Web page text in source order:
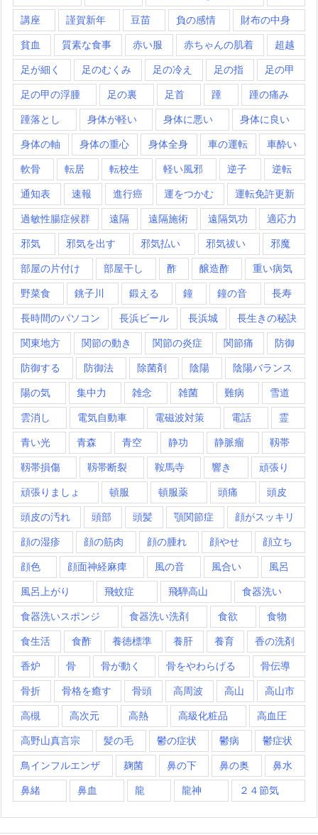
講座 謹賀新年 豆苗 負の感情 財布の中身
貧血 質素な食事 赤い服 赤ちゃんの肌着 超越
足が細く 足のむくみ 足の冷え 足の指 足の甲
足の甲の浮腫 足の裏 足首 踵 踵の痛み
踵落とし 身体が軽い 身体に悪い 身体に良い
身体の軸 身体の重心 身体全身 車の運転 車酔い
軟骨 転居 転校生 軽い風邪 逆子 逆転
通知表 速報 進行癌 運をつかむ 運転免許更新
過敏性腸症候群 遠隔 遠隔施術 遠隔気功 適応力
邪気 邪気を出す 邪気払い 邪気祓い 邪魔
部屋の片付け 部屋干し 酢 醸造酢 重い病気
野菜食 銚子川 鍛える 鐘 鐘の音 長寿
長時間のパソコン 長浜ビール 長浜城 長生きの秘訣
関東地方 関節の動き 関節の炎症 関節痛 防御
防御する 防御法 除菌剤 陰陽 陰陽バランス
陽の気 集中力 雑念 雑菌 難病 雪道
雲消し 電気自動車 電磁波対策 電話 霊
青い光 青森 青空 静功 静脈瘤 靱帯
靱帯損傷 靱帯断裂 鞍馬寺 響き 頑張り
頑張りましょ 頓服 頓服薬 頭痛 頭皮
頭皮の汚れ 頭部 頭髪 顎関節症 顔がスッキリ
顔の湿疹 顔の筋肉 顔の腫れ 顔やせ 顔立ち
顔色 顔面神経麻痺 風の音 風合い 風呂
風呂上がり 飛蚊症 飛騨高山 食器洗い
食器洗いスポンジ 食器洗い洗剤 食欲 食物
食生活 食酢 養徳標準 養肝 養育 香の洗剤
香炉 骨 骨が動く 骨をやわらげる 骨伝導
骨折 骨格を癒す 骨頭 高周波 高山 高山市
高槻 高次元 高熱 高級化粧品 高血圧
高野山真言宗 髪の毛 鬱の症状 鬱病 鬱症状
鳥インフルエンザ 麹菌 鼻の下 鼻の奥 鼻水
鼻緒 鼻血 龍 龍神 ２４節気